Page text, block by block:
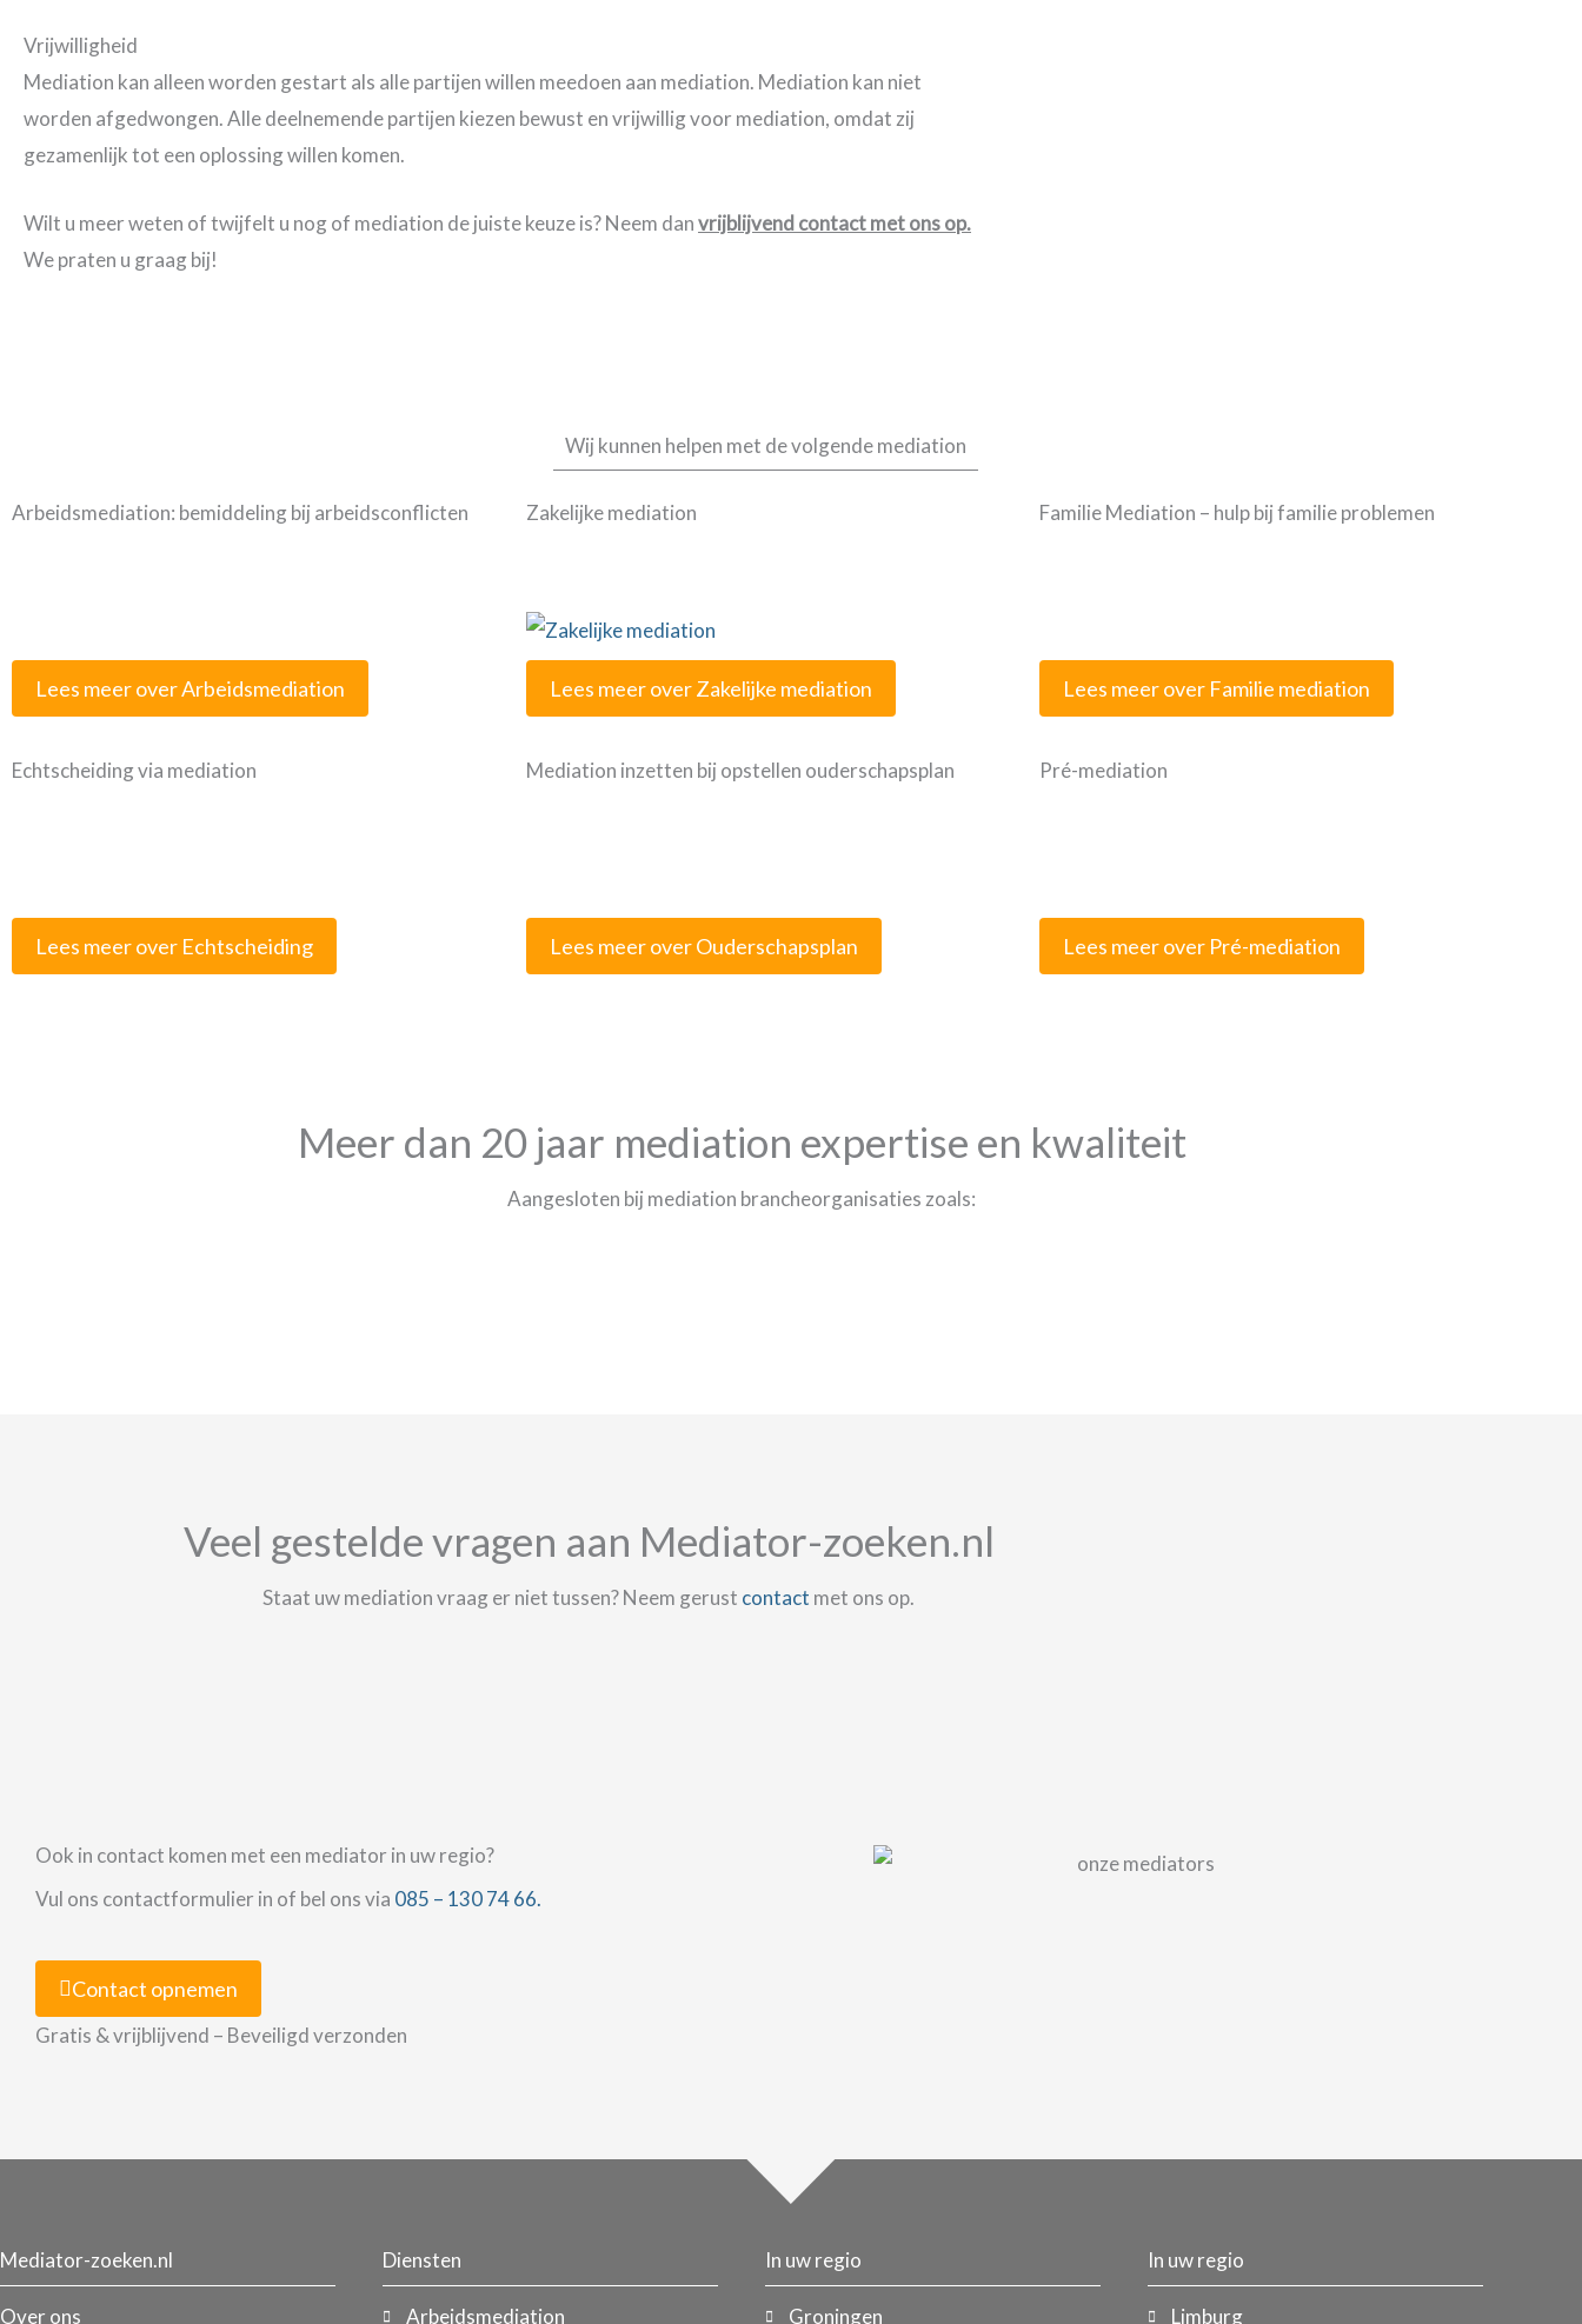
Vrijwilligheid
Mediation kan alleen worden gestart als alle partijen willen meedoen aan mediation. Mediation kan niet
worden afgedwongen. Alle deelnemende partijen kiezen bewust en vrijwillig voor mediation, omdat zij
gezamenlijk tot een oplossing willen komen.
Wilt u meer weten of twijfelt u nog of mediation de juiste keuze is? Neem danvrijblijvend contact met ons op.
We praten u graag bij!
Wij kunnen helpen met de volgende mediation
Arbeidsmediation: bemiddeling bij arbeidsconflicten
Lees meer over Arbeidsmediation
Zakelijke mediation
Lees meer over Zakelijke mediation
Familie Mediation – hulp bij familie problemen
Lees meer over Familie mediation
Echtscheiding via mediation
Lees meer over Echtscheiding
Mediation inzetten bij opstellen ouderschapsplan
Lees meer over Ouderschapsplan
Pré-mediation
Lees meer over Pré-mediation
Meer dan 20 jaar mediation expertise en kwaliteit
Aangesloten bij mediation brancheorganisaties zoals:
Veel gestelde vragen aan Mediator-zoeken.nl
Staat uw mediation vraag er niet tussen? Neem gerust contact met ons op.
Ook in contact komen met een mediator in uw regio?
Vul ons contactformulier in of bel ons via 085 – 130 74 66.
Contact opnemen
Gratis & vrijblijvend – Beveiligd verzonden
Mediator-zoeken.nl
Over ons
Diensten
Arbeidsmediation
In uw regio
Groningen
In uw regio
Limburg